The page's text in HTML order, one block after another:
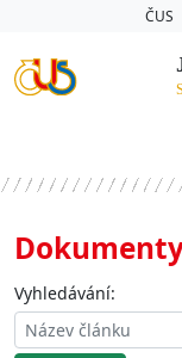
ČUS
Vyhledávání: